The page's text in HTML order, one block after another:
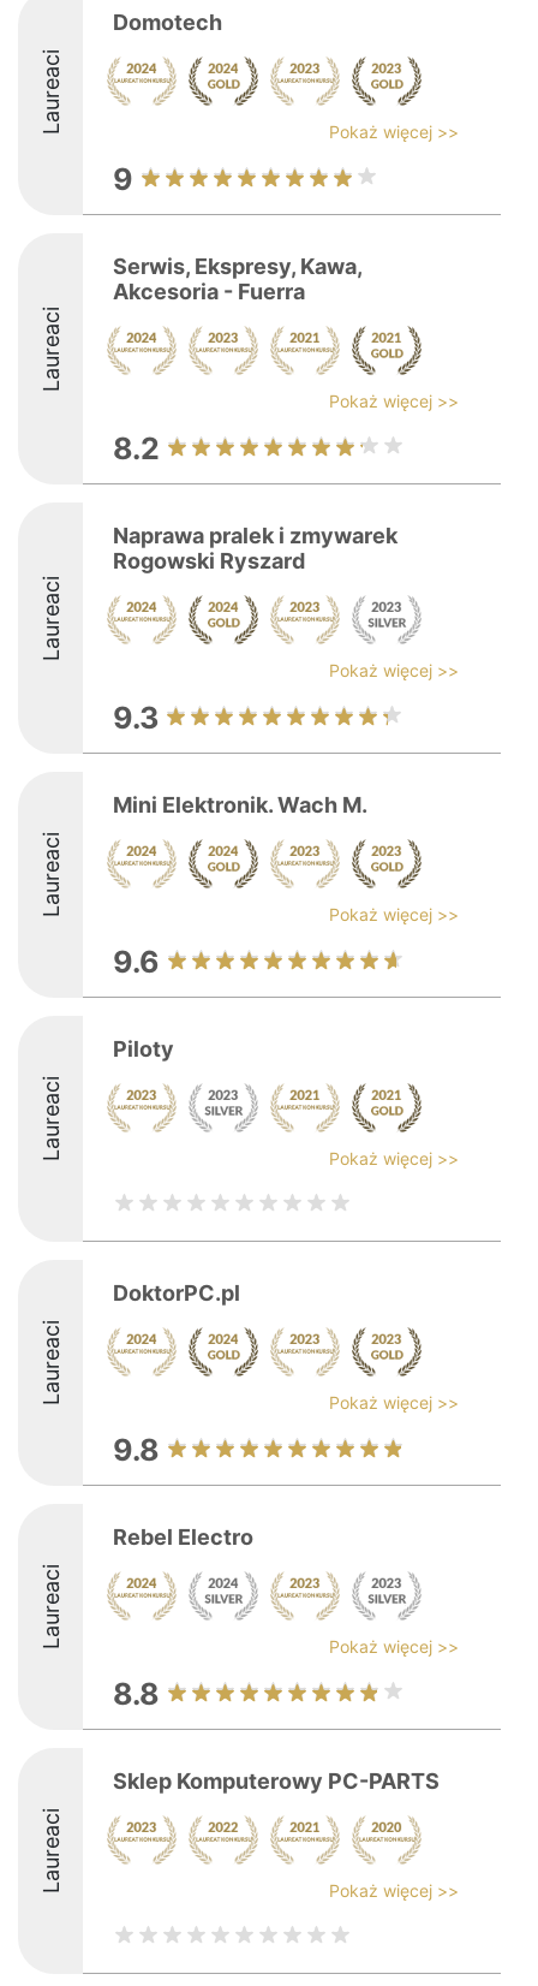
Laureaci
Domotech
Pokaż więcej >>
9
Laureaci
Serwis, Ekspresy, Kawa,
Akcesoria - Fuerra
Pokaż więcej >>
8.2
Laureaci
Naprawa pralek i zmywarek
Rogowski Ryszard
Pokaż więcej >>
9.3
Laureaci
Mini Elektronik. Wach M.
Pokaż więcej >>
9.6
Laureaci
Piloty
Pokaż więcej >>
Laureaci
DoktorPC.pl
Pokaż więcej >>
9.8
Laureaci
Rebel Electro
Pokaż więcej >>
8.8
Laureaci
Sklep Komputerowy PC-PARTS
Pokaż więcej >>